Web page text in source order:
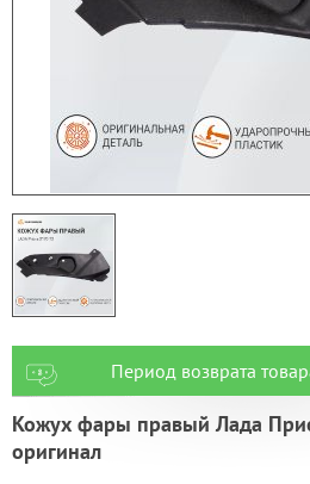
Период возврата
Кожух фары правый Лада
оригинал